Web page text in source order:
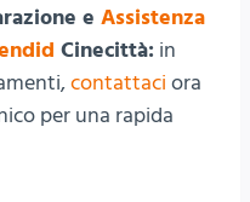
e Assistenza
Cinecittà: in
contattaci ora
per una rapida